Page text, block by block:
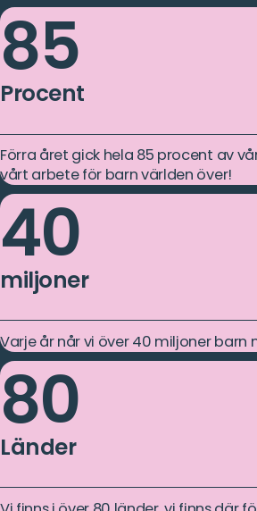
85
Procent
Förra året gick hela 85 procent av
vårt arbete för barn världen över!
40
miljoner
Varje år når vi över 40 miljoner barn
80
Länder